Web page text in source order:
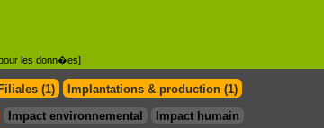
les donn�es]
Filiales (1)
Implantations & production (1)
Impact environnemental
Impact humain